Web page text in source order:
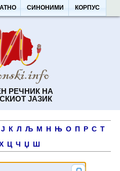
РЕЧНИК НА
ЈАЗИК
СИНОНИМИ КОРПУС
Ј К Л Љ М Н Њ О П Р С Т
Ц Ч Џ Ш